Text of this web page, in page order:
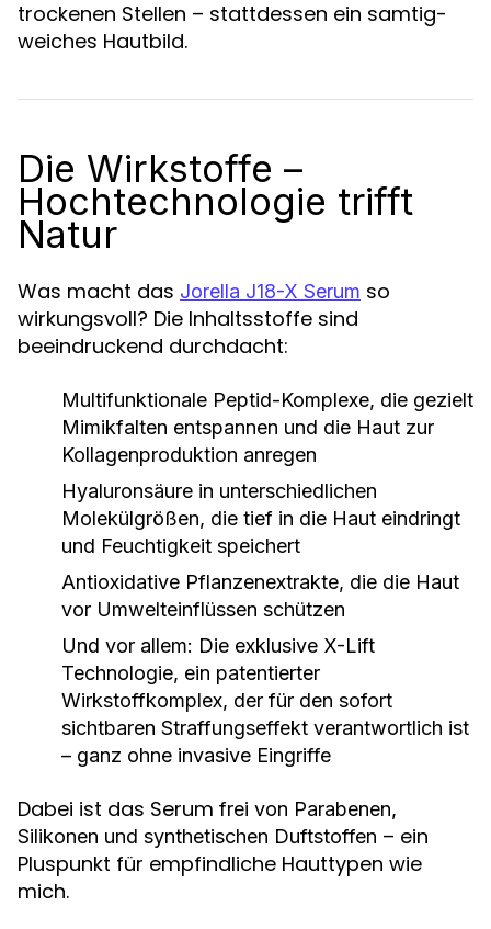
trockenen Stellen – stattdessen ein samtig-
weiches Hautbild.
Die Wirkstoffe –
Hochtechnologie trifft
Natur
Was macht das Jorella J18-X Serum so
wirkungsvoll? Die Inhaltsstoffe sind
beeindruckend durchdacht:
Multifunktionale Peptid-Komplexe, die gezielt
Mimikfalten entspannen und die Haut zur
Kollagenproduktion anregen
Hyaluronsäure in unterschiedlichen
Molekülgrößen, die tief in die Haut eindringt
und Feuchtigkeit speichert
Antioxidative Pflanzenextrakte, die die Haut
vor Umwelteinflüssen schützen
Und vor allem: Die exklusive X-Lift
Technologie, ein patentierter
Wirkstoffkomplex, der für den sofort
sichtbaren Straffungseffekt verantwortlich ist
– ganz ohne invasive Eingriffe
Dabei ist das Serum frei von Parabenen,
Silikonen und synthetischen Duftstoffen – ein
Pluspunkt für empfindliche Hauttypen wie
mich.